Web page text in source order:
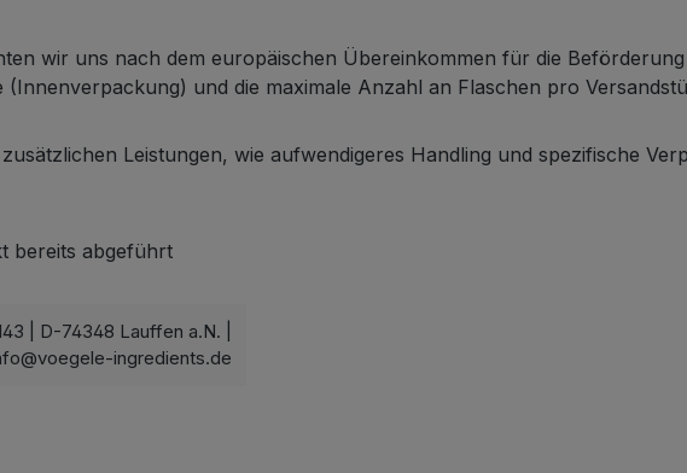
wir uns nach dem europäischen Übereinkommen für die
(Innenverpackung) und die maximale Anzahl an Flaschen pro
Leistungen, wie aufwendigeres Handling und spezifische
bereits abgeführt
| D-74348 Lauffen a.N. |
ingredients.de